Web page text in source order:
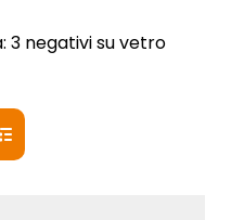
3 negativi su vetro